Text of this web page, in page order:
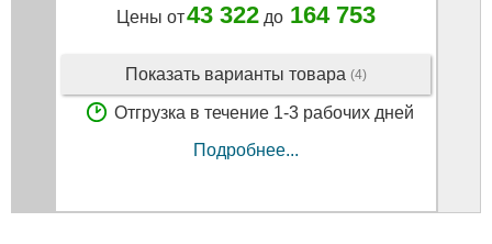
Цены от43 322 до 164 753
Показать варианты товара (4)
Отгрузка в течение 1-3 рабочих дней
Подробнее...